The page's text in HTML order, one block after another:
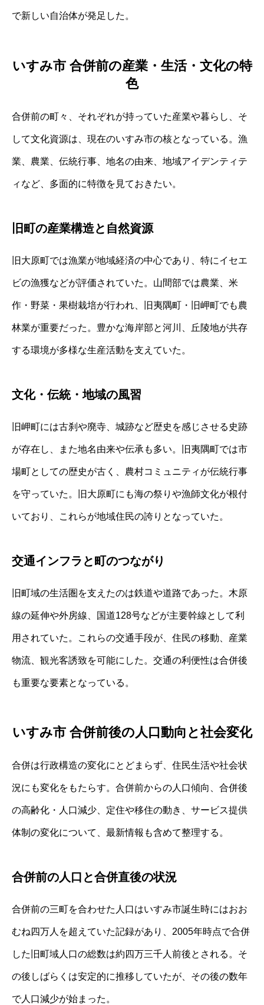
で新しい自治体が発足した。
いすみ市 合併前の産業・生活・文化の特
色
合併前の町々、それぞれが持っていた産業や暮らし、そ
して文化資源は、現在のいすみ市の核となっている。漁
業、農業、伝統行事、地名の由来、地域アイデンティテ
ィなど、多面的に特徴を見ておきたい。
旧町の産業構造と自然資源
旧大原町では漁業が地域経済の中心であり、特にイセエ
ビの漁獲などが評価されていた。山間部では農業、米
作・野菜・果樹栽培が行われ、旧夷隅町・旧岬町でも農
林業が重要だった。豊かな海岸部と河川、丘陵地が共存
する環境が多様な生産活動を支えていた。
文化・伝統・地域の風習
旧岬町には古刹や廃寺、城跡など歴史を感じさせる史跡
が存在し、また地名由来や伝承も多い。旧夷隅町では市
場町としての歴史が古く、農村コミュニティが伝統行事
を守っていた。旧大原町にも海の祭りや漁師文化が根付
いており、これらが地域住民の誇りとなっていた。
交通インフラと町のつながり
旧町域の生活圏を支えたのは鉄道や道路であった。木原
線の延伸や外房線、国道128号などが主要幹線として利
用されていた。これらの交通手段が、住民の移動、産業
物流、観光客誘致を可能にした。交通の利便性は合併後
も重要な要素となっている。
いすみ市 合併前後の人口動向と社会変化
合併は行政構造の変化にとどまらず、住民生活や社会状
況にも変化をもたらす。合併前からの人口傾向、合併後
の高齢化・人口減少、定住や移住の動き、サービス提供
体制の変化について、最新情報も含めて整理する。
合併前の人口と合併直後の状況
合併前の三町を合わせた人口はいすみ市誕生時にはおお
むね四万人を超えていた記録があり、2005年時点で合併
した旧町域人口の総数は約四万三千人前後とされる。そ
の後しばらくは安定的に推移していたが、その後の数年
で人口減少が始まった。